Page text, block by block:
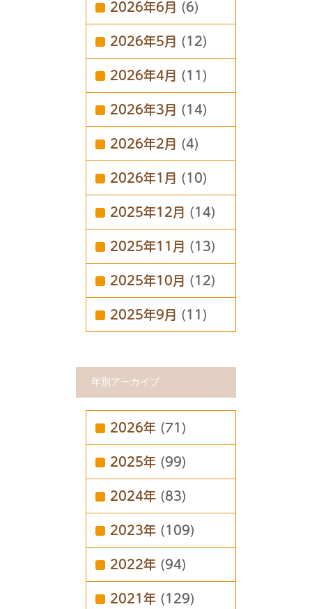
2026年6月 (6)
2026年5月 (12)
2026年4月 (11)
2026年3月 (14)
2026年2月 (4)
2026年1月 (10)
2025年12月 (14)
2025年11月 (13)
2025年10月 (12)
2025年9月 (11)
年別アーカイブ
2026年 (71)
2025年 (99)
2024年 (83)
2023年 (109)
2022年 (94)
2021年 (129)